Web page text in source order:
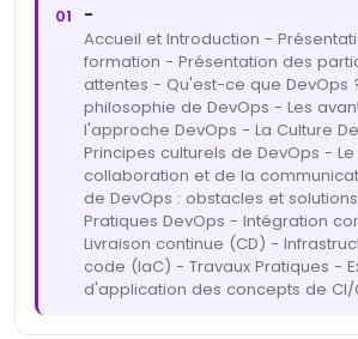
01 -
Accueil et Introduction -
formation - Présentation des
attentes - Qu'est-ce que DevOps
philosophie de DevOps - Les
l'approche DevOps - La Culture
Principes culturels de DevOps -
collaboration et de la
de DevOps : obstacles et
Pratiques DevOps - Intégration
Livraison continue (CD) -
code (IaC) - Travaux Pratiques -
d'application des concepts de CI/